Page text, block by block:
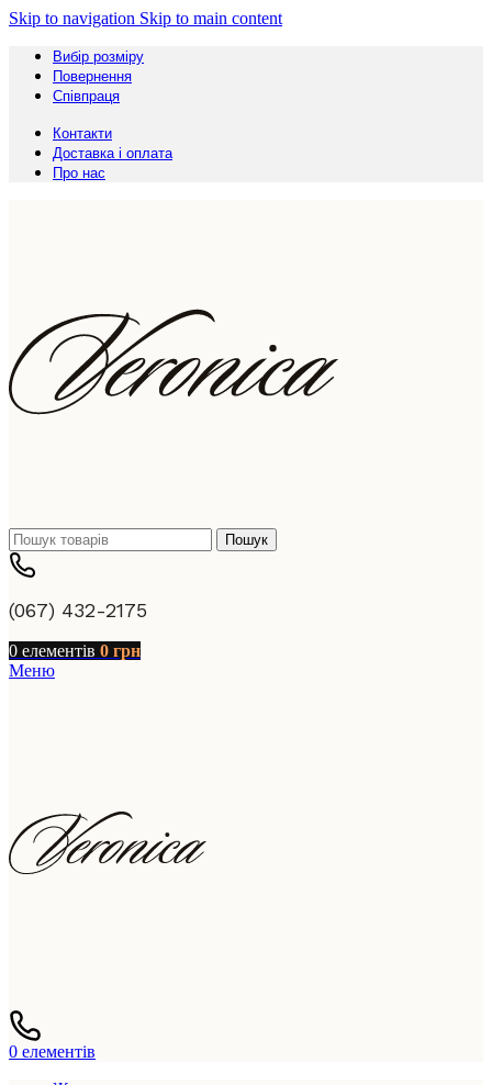
Skip to navigation Skip to main content
Вибір розміру
Повернення
Співпраця
Контакти
Доставка і оплата
Про нас
Пошук
(067) 432-2175
0 елементів 0 грн
Меню
0 елементів